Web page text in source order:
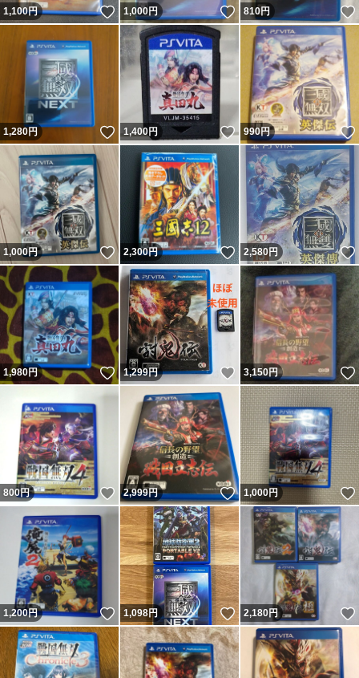
1,100円 いいね！
1,000円 いいね！
810円
1,280円 いいね！
1,400円 いいね！
990円
1,000円 いいね！
2,300円 いいね！
2,580円
1,980円 いいね！
1,299円 いいね！
3,150円
800円 いいね！
2,999円 いいね！
1,000円
1,200円 いいね！
1,098円 いいね！
2,180円